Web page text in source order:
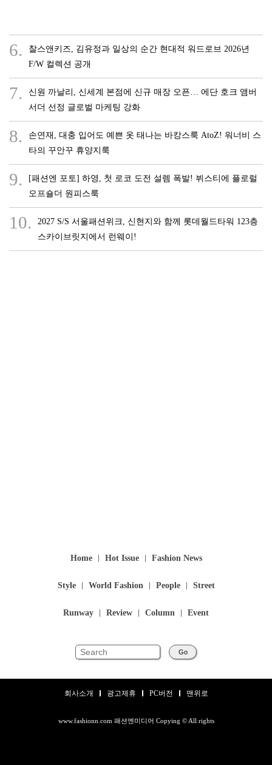
6.
찰스앤키즈, 김유정과 일상의 순간 현대적 워드로브 2026년
F/W 컬렉션 공개
7.
신원 까날리, 신세계 본점에 신규 매장 오픈… 에단 호크 앰버
서더 선정 글로벌 마케팅 강화
8.
손연재, 대충 입어도 예쁜 옷 태나는 바캉스룩 AtoZ! 워너비 스
타의 꾸안꾸 휴양지룩
9.
[패션엔 포토] 하영, 첫 로코 도전 설렘 폭발! 뷔스티에 플로럴
오프숄더 원피스룩
10.
2027 S/S 서울패션위크, 신현지와 함께 롯데월드타워 123층
스카이브릿지에서 런웨이!
Home Hot Issue Fashion News
Style World Fashion People Street
Runway Review Column Event
Go
회사소개 광고제휴 PC버전 맨위로
www.fashionn.com 패션엔미디어 Copying © All rights